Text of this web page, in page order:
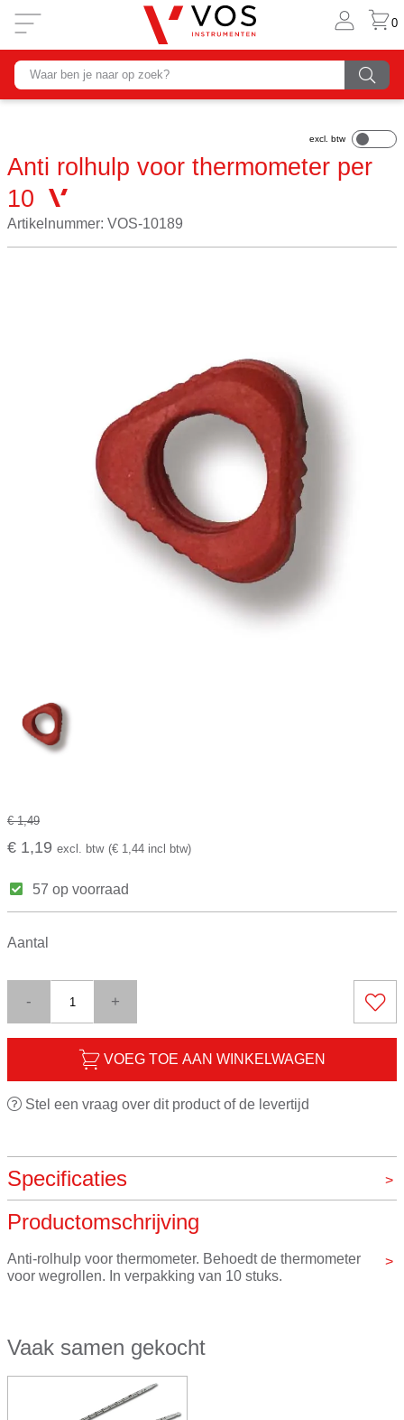
0
Anti rolhulp voor thermometer per
10
Artikelnummer: VOS-10189
€ 1,49
€ 1,19 excl. btw (€ 1,44 incl btw)
57 op voorraad
Aantal
- +
VOEG TOE AAN WINKELWAGEN
Stel een vraag over dit product of de levertijd
Specificaties
Merk
Productomschrijving
Anti-rolhulp voor thermometer. Behoedt de thermometer
voor wegrollen. In verpakking van 10 stuks.
Vaak samen gekocht